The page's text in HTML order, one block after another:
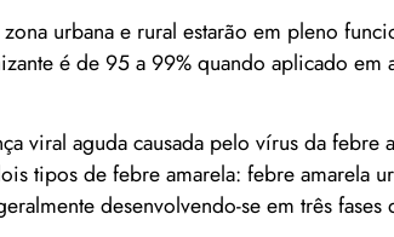
urbana e rural estarão em pleno
é de 95 a 99% quando aplicado
viral aguda causada pelo vírus da
tipos de febre amarela: febre amarela
desenvolvendo-se em três